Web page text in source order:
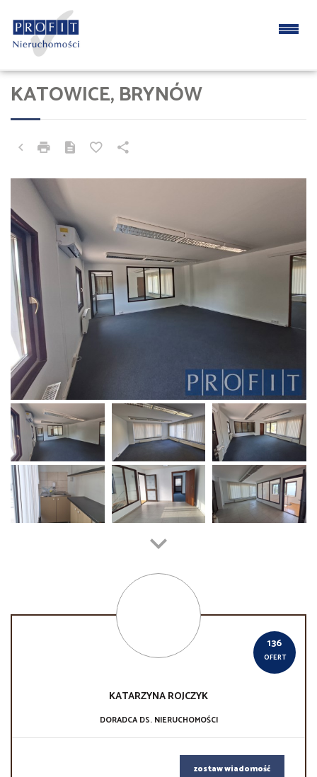
KATOWICE, BRYNÓW
136
OFERT
KATARZYNAROJCZYK
DORADCA DS. NIERUCHOMOŚCI
zostaw wiadomość